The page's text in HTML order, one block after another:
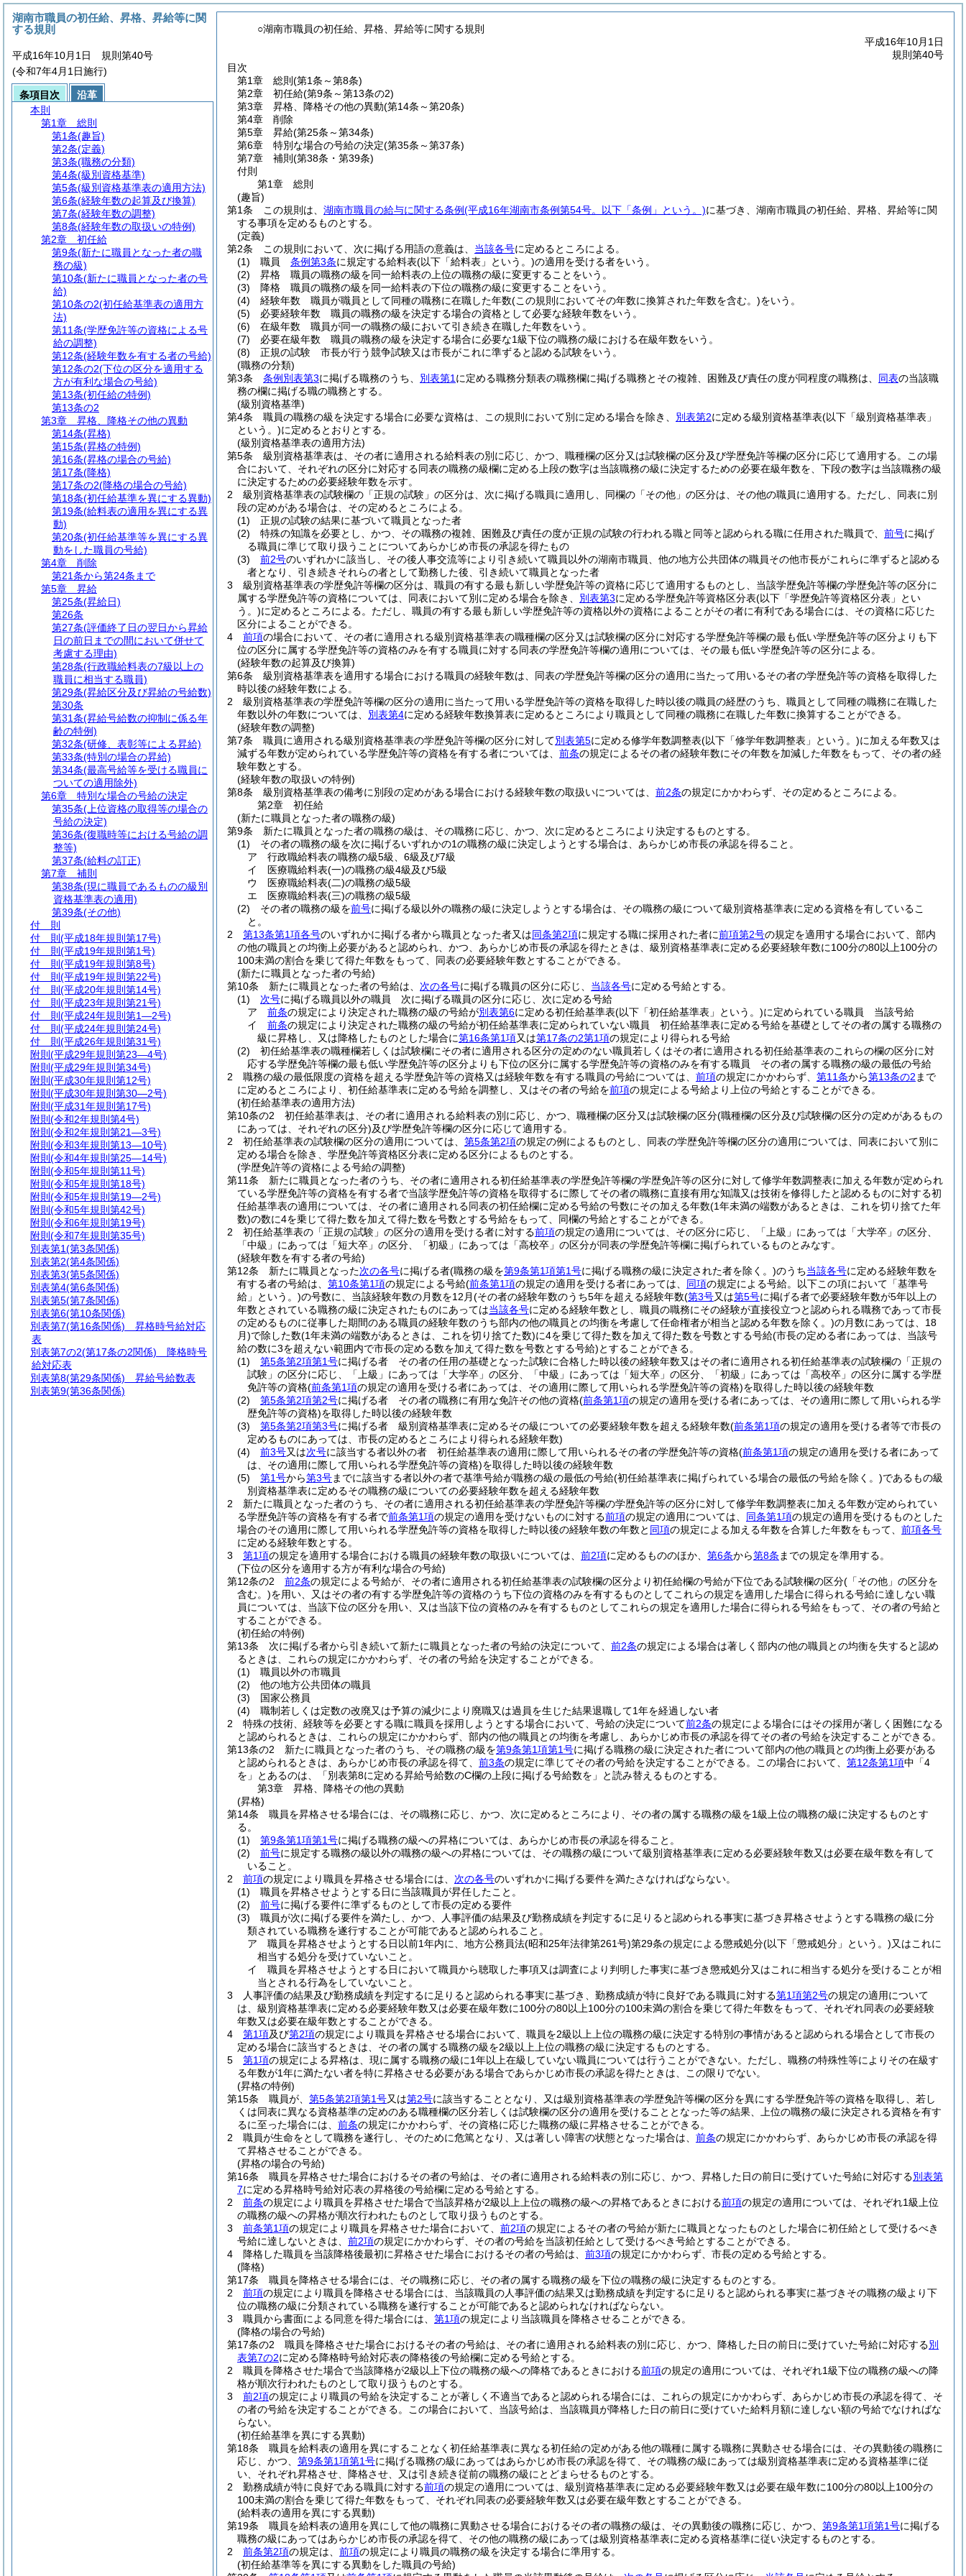
○湖南市職員の初任給、昇格、昇給等に関する規則
平成16年10月1日
規則第40号
目次
第1章
総則 (第1条～第8条)
第2章
初任給(第9条～第13条の2)
第3章
昇格、降格その他の異動(第14条～第20条)
第4章
削除
第5章
昇給(第25条～第34条)
第6章
特別な場合の号給の決定(第35条～第37条)
第7章
補則 (第38条・第39条)
付則
第1章
総則
(趣旨)
第1条
この規則は、 湖南市職員の給与に関する条例(平成16年湖南市条例第54号。以下「条例」という。)に基づき、湖南市職員の初任給、昇格、昇給等に関
する事項を定めるものとする。
(定義)
第2条
この規則において、次に掲げる用語の意義は、 当該各号に定めるところによる。
(1)
職員 条例第3条に規定する給料表(以下「給料表」という。)の適用を受ける者をいう。
(2)
昇格 職員の職務の級を同一給料表の上位の職務の級に変更することをいう。
(3)
降格 職員の職務の級を同一給料表の下位の職務の級に変更することをいう。
(4)
経験年数 職員が職員として同種の職務に在職した年数(この規則においてその年数に換算された年数を含む。)をいう。
(5)
必要経験年数 職員の職務の級を決定する場合の資格として必要な経験年数をいう。
(6)
在級年数 職員が同一の職務の級において引き続き在職した年数をいう。
(7)
必要在級年数 職員の職務の級を決定する場合に必要な1級下位の職務の級における在級年数をいう。
(8)
正規の試験 市長が行う競争試験又は市長がこれに準ずると認める試験をいう。
(職務の分類)
第3条
条例別表第3に掲げる職務のうち、 別表第1 に定める職務分類表の職務欄に掲げる職務とその複雑、困難及び責任の度が同程度の職務は、 同表の当該職
務の欄に掲げる職の職務とする。
(級別資格基準)
第4条
職員の職務の級を決定する場合に必要な資格は、この規則において別に定める場合を除き、 別表第2に定める級別資格基準表(以下「級別資格基準表」
という。)に定めるとおりとする。
(級別資格基準表の適用方法)
第5条
級別資格基準表は、その者に適用される給料表の別に応じ、かつ、職種欄の区分又は試験欄の区分及び学歴免許等欄の区分に応じて適用する。
この場
合において、それぞれの区分に対応する同表の職務の級欄に定める上段の数字は当該職務の級に決定するための必要在級年数を、下段の数字は当該職務の級
に決定するための必要経験年数を示す。
2
級別資格基準表の試験欄の「正規の試験」の区分は、次に掲げる職員に適用し、同欄の「その他」の区分は、その他の職員に適用する。 ただし、同表に別
段の定めがある場合は、その定めるところによる。
(1)
正規の試験の結果に基づいて職員となった者
(2)
特殊の知識を必要とし、かつ、その職務の複雑、困難及び責任の度が正規の試験の行われる職と同等と認められる職に任用された職員で、 前号に掲げ
る職員に準じて取り扱うことについてあらかじめ市長の承認を得たもの
(3)
前2号のいずれかに該当し、その後人事交流等により引き続いて職員以外の湖南市職員、他の地方公共団体の職員その他市長がこれらに準ずると認める
者となり、引き続きそれらの者として勤務した後、引き続いて職員となった者
3
級別資格基準表の学歴免許等欄の区分は、職員の有する最も新しい学歴免許等の資格に応じて適用するものとし、当該学歴免許等欄の学歴免許等の区分に
属する学歴免許等の資格については、同表において別に定める場合を除き、 別表第3に定める学歴免許等資格区分表(以下「学歴免許等資格区分表」とい
う。)に定めるところによる。 ただし、職員の有する最も新しい学歴免許等の資格以外の資格によることがその者に有利である場合には、その資格に応じた
区分によることができる。
4
前項の場合において、その者に適用される級別資格基準表の職種欄の区分又は試験欄の区分に対応する学歴免許等欄の最も低い学歴免許等の区分よりも下
位の区分に属する学歴免許等の資格のみを有する職員に対する同表の学歴免許等欄の適用については、その最も低い学歴免許等の区分による。
(経験年数の起算及び換算)
第6条
級別資格基準表を適用する場合における職員の経験年数は、同表の学歴免許等欄の区分の適用に当たって用いるその者の学歴免許等の資格を取得した
時以後の経験年数による。
2
級別資格基準表の学歴免許等欄の区分の適用に当たって用いる学歴免許等の資格を取得した時以後の職員の経歴のうち、職員として同種の職務に在職した
年数以外の年数については、 別表第4に定める経験年数換算表に定めるところにより職員として同種の職務に在職した年数に換算することができる。
(経験年数の調整)
第7条
職員に適用される級別資格基準表の学歴免許等欄の区分に対して別表第5に定める修学年数調整表(以下「修学年数調整表」という。)に加える年数又は
減ずる年数が定められている学歴免許等の資格を有する者については、 前条の規定によるその者の経験年数にその年数を加減した年数をもって、その者の経
験年数とする。
(経験年数の取扱いの特例)
第8条
級別資格基準表の備考に別段の定めがある場合における経験年数の取扱いについては、 前2条の規定にかかわらず、その定めるところによる。
第2章
初任給
(新たに職員となった者の職務の級)
第9条
新たに職員となった者の職務の級は、その職務に応じ、かつ、次に定めるところにより決定するものとする。
(1)
その者の職務の級を次に掲げるいずれかの1の職務の級に決定しようとする場合は、あらかじめ市長の承認を得ること。
ア
行政職給料表の職務の級5級、6級及び7級
イ
医療職給料表(一)の職務の級4級及び5級
ウ
医療職給料表(二)の職務の級5級
エ
医療職給料表(三)の職務の級5級
(2)
その者の職務の級を前号に掲げる級以外の職務の級に決定しようとする場合は、その職務の級について級別資格基準表に定める資格を有しているこ
と。
2
第13条第1項各号のいずれかに掲げる者から職員となった者又は同条第2項に規定する職に採用された者に前項第2号の規定を適用する場合において、部内
の他の職員との均衡上必要があると認められ、かつ、あらかじめ市長の承認を得たときは、級別資格基準表に定める必要経験年数に100分の80以上100分の
100未満の割合を乗じて得た年数をもって、同表の必要経験年数とすることができる。
(新たに職員となった者の号給)
第10条
新たに職員となった者の号給は、 次の各号に掲げる職員の区分に応じ、 当該各号に定める号給とする。
(1)
次号に掲げる職員以外の職員 次に掲げる職員の区分に応じ、次に定める号給
ア
前条の規定により決定された職務の級の号給が別表第6に定める初任給基準表(以下「初任給基準表」という。)に定められている職員 当該号給
イ
前条の規定により決定された職務の級の号給が初任給基準表に定められていない職員 初任給基準表に定める号給を基礎としてその者の属する職務の
級に昇格し、又は降格したものとした場合に第16条第1項又は第17条の2第1項の規定により得られる号給
(2)
初任給基準表の職種欄若しくは試験欄にその者に適用される区分の定めのない職員若しくはその者に適用される初任給基準表のこれらの欄の区分に対
応する学歴免許等欄の最も低い学歴免許等の区分よりも下位の区分に属する学歴免許等の資格のみを有する職員 その者の属する職務の級の最低の号給
2
職務の級の最低限度の資格を超える学歴免許等の資格又は経験年数を有する職員の号給については、 前項の規定にかかわらず、 第11条から第13条の2 まで
に定めるところにより、初任給基準表に定める号給を調整し、又はその者の号給を前項の規定による号給より上位の号給とすることができる。
(初任給基準表の適用方法)
第10条の2
初任給基準表は、その者に適用される給料表の別に応じ、かつ、職種欄の区分又は試験欄の区分(職種欄の区分及び試験欄の区分の定めがあるもの
にあっては、それぞれの区分)及び学歴免許等欄の区分に応じて適用する。
2
初任給基準表の試験欄の区分の適用については、 第5条第2項の規定の例によるものとし、同表の学歴免許等欄の区分の適用については、同表において別に
定める場合を除き、学歴免許等資格区分表に定める区分によるものとする。
(学歴免許等の資格による号給の調整)
第11条
新たに職員となった者のうち、その者に適用される初任給基準表の学歴免許等欄の学歴免許等の区分に対して修学年数調整表に加える年数が定められ
ている学歴免許等の資格を有する者で当該学歴免許等の資格を取得するに際してその者の職務に直接有用な知識又は技術を修得したと認めるものに対する初
任給基準表の適用については、その者に適用される同表の初任給欄に定める号給の号数にその加える年数(1年未満の端数があるときは、これを切り捨てた年
数)の数に4を乗じて得た数を加えて得た数を号数とする号給をもって、同欄の号給とすることができる。
2
初任給基準表の「正規の試験」の区分の適用を受ける者に対する前項の規定の適用については、その区分に応じ、「上級」にあっては「大学卒」の区分、
「中級」にあっては「短大卒」の区分、「初級」にあっては「高校卒」の区分が同表の学歴免許等欄に掲げられているものとみなす。
(経験年数を有する者の号給)
第12条
新たに職員となった次の各号に掲げる者(職務の級を第9条第1項第1号に掲げる職務の級に決定された者を除く。)のうち当該各号に定める経験年数を
有する者の号給は、 第10条第1項の規定による号給(前条第1項の規定の適用を受ける者にあっては、 同項の規定による号給。以下この項において「基準号
給」という。)の号数に、当該経験年数の月数を12月(その者の経験年数のうち5年を超える経験年数(第3号又は第5号に掲げる者で必要経験年数が5年以上の
年数とされている職務の級に決定されたものにあっては当該各号に定める経験年数とし、職員の職務にその経験が直接役立つと認められる職務であって市長
の定めるものに従事した期間のある職員の経験年数のうち部内の他の職員との均衡を考慮して任命権者が相当と認める年数を除く。)の月数にあっては、18
月)で除した数(1年未満の端数があるときは、これを切り捨てた数)に4を乗じて得た数を加えて得た数を号数とする号給(市長の定める者にあっては、当該号
給の数に3を超えない範囲内で市長の定める数を加えて得た数を号数とする号給)とすることができる。
(1)
第5条第2項第1号に掲げる者 その者の任用の基礎となった試験に合格した時以後の経験年数又はその者に適用される初任給基準表の試験欄の「正規の
試験」の区分に応じ、「上級」にあっては「大学卒」の区分、「中級」にあっては「短大卒」の区分、「初級」にあっては「高校卒」の区分に属する学歴
免許等の資格(前条第1項の規定の適用を受ける者にあっては、その適用に際して用いられる学歴免許等の資格)を取得した時以後の経験年数
(2)
第5条第2項第2号に掲げる者 その者の職務に有用な免許その他の資格(前条第1項の規定の適用を受ける者にあっては、その適用に際して用いられる学
歴免許等の資格)を取得した時以後の経験年数
(3)
第5条第2項第3号に掲げる者 級別資格基準表に定めるその級についての必要経験年数を超える経験年数(前条第1項の規定の適用を受ける者等で市長の
定めるものにあっては、市長の定めるところにより得られる経験年数)
(4)
前3号又は次号に該当する者以外の者 初任給基準表の適用に際して用いられるその者の学歴免許等の資格(前条第1項の規定の適用を受ける者にあって
は、その適用に際して用いられる学歴免許等の資格)を取得した時以後の経験年数
(5)
第1号から第3号までに該当する者以外の者で基準号給が職務の級の最低の号給(初任給基準表に掲げられている場合の最低の号給を除く。)であるもの級
別資格基準表に定めるその職務の級についての必要経験年数を超える経験年数
2
新たに職員となった者のうち、その者に適用される初任給基準表の学歴免許等欄の学歴免許等の区分に対して修学年数調整表に加える年数が定められてい
る学歴免許等の資格を有する者で前条第1項の規定の適用を受けないものに対する前項の規定の適用については、 同条第1項の規定の適用を受けるものとした
場合のその適用に際して用いられる学歴免許等の資格を取得した時以後の経験年数の年数と 同項の規定による加える年数を合算した年数をもって、 前項各号
に定める経験年数とする。
3
第1項の規定を適用する場合における職員の経験年数の取扱いについては、 前2項に定めるもののほか、 第6条から第8条 までの規定を準用する。
(下位の区分を適用する方が有利な場合の号給)
第12条の2
前2条の規定による号給が、その者に適用される初任給基準表の試験欄の区分より初任給欄の号給が下位である試験欄の区分(「その他」の区分を
含む。)を用い、又はその者の有する学歴免許等の資格のうち下位の資格のみを有するものとしてこれらの規定を適用した場合に得られる号給に達しない職
員については、当該下位の区分を用い、又は当該下位の資格のみを有するものとしてこれらの規定を適用した場合に得られる号給をもって、その者の号給と
することができる。
(初任給の特例)
第13条
次に掲げる者から引き続いて新たに職員となった者の号給の決定について、 前2条の規定による場合は著しく部内の他の職員との均衡を失すると認め
るときは、これらの規定にかかわらず、その者の号給を決定することができる。
(1)
職員以外の市職員
(2)
他の地方公共団体の職員
(3)
国家公務員
(4)
職制若しくは定数の改廃又は予算の減少により廃職又は過員を生じた結果退職して1年を経過しない者
2
特殊の技術、経験等を必要とする職に職員を採用しようとする場合において、号給の決定について前2条の規定による場合にはその採用が著しく困難になる
と認められるときは、これらの規定にかかわらず、部内の他の職員との均衡を考慮し、あらかじめ市長の承認を得てその者の号給を決定することができる。
第13条の2
新たに職員となった者のうち、その職務の級を第9条第1項第1号に掲げる職務の級に決定された者について部内の他の職員との均衡上必要がある
と認められるときは、あらかじめ市長の承認を得て、 前3条の規定に準じてその者の号給を決定することができる。 この場合において、 第12条第1項中「4
を」とあるのは、「別表第8に定める昇給号給数のC欄の上段に掲げる号給数を」と読み替えるものとする。
第3章
昇格、降格その他の異動
(昇格)
第14条
職員を昇格させる場合には、その職務に応じ、かつ、次に定めるところにより、その者の属する職務の級を1級上位の職務の級に決定するものとす
る。
(1)
第9条第1項第1号に掲げる職務の級への昇格については、あらかじめ市長の承認を得ること。
(2)
前号に規定する職務の級以外の職務の級への昇格については、その職務の級について級別資格基準表に定める必要経験年数又は必要在級年数を有して
いること。
2
前項の規定により職員を昇格させる場合には、 次の各号のいずれかに掲げる要件を満たさなければならない。
(1)
職員を昇格させようとする日に当該職員が昇任したこと。
(2)
前号に掲げる要件に準ずるものとして市長の定める要件
(3)
職員が次に掲げる要件を満たし、かつ、人事評価の結果及び勤務成績を判定するに足りると認められる事実に基づき昇格させようとする職務の級に分
類されている職務を遂行することが可能であると認められること。
ア
職員を昇格させようとする日以前1年内に、地方公務員法(昭和25年法律第261号)第29条の規定による懲戒処分(以下「懲戒処分」という。)又はこれに
相当する処分を受けていないこと。
イ
職員を昇格させようとする日において職員から聴取した事項又は調査により判明した事実に基づき懲戒処分又はこれに相当する処分を受けることが相
当とされる行為をしていないこと。
3
人事評価の結果及び勤務成績を判定するに足りると認められる事実に基づき、勤務成績が特に良好である職員に対する第1項第2号の規定の適用について
は、級別資格基準表に定める必要経験年数又は必要在級年数に100分の80以上100分の100未満の割合を乗じて得た年数をもって、それぞれ同表の必要経験
年数又は必要在級年数とすることができる。
4
第1項及び第2項の規定により職員を昇格させる場合において、職員を2級以上上位の職務の級に決定する特別の事情があると認められる場合として市長の
定める場合に該当するときは、その者の属する職務の級を2級以上上位の職務の級に決定するものとする。
5
第1項の規定による昇格は、現に属する職務の級に1年以上在級していない職員については行うことができない。 ただし、職務の特殊性等によりその在級す
る年数が1年に満たない者を特に昇格させる必要がある場合であらかじめ市長の承認を得たときは、この限りでない。
(昇格の特例)
第15条
職員が、 第5条第2項第1号又は第2号に該当することとなり、又は級別資格基準表の学歴免許等欄の区分を異にする学歴免許等の資格を取得し、若し
くは同表に異なる資格基準の定めのある職種欄の区分若しくは試験欄の区分の適用を受けることとなった等の結果、上位の職務の級に決定される資格を有す
るに至った場合には、 前条の規定にかかわらず、その資格に応じた職務の級に昇格させることができる。
2
職員が生命をとして職務を遂行し、そのために危篤となり、又は著しい障害の状態となった場合は、 前条の規定にかかわらず、あらかじめ市長の承認を得
て昇格させることができる。
(昇格の場合の号給)
第16条
職員を昇格させた場合におけるその者の号給は、その者に適用される給料表の別に応じ、かつ、昇格した日の前日に受けていた号給に対応する別表第
7に定める昇格時号給対応表の昇格後の号給欄に定める号給とする。
2
前条の規定により職員を昇格させた場合で当該昇格が2級以上上位の職務の級への昇格であるときにおける前項の規定の適用については、それぞれ1級上位
の職務の級への昇格が順次行われたものとして取り扱うものとする。
3
前条第1項の規定により職員を昇格させた場合において、 前2項の規定によるその者の号給が新たに職員となったものとした場合に初任給として受けるべき
号給に達しないときは、 前2項の規定にかかわらず、その者の号給を当該初任給として受けるべき号給とすることができる。
4
降格した職員を当該降格後最初に昇格させた場合におけるその者の号給は、 前3項の規定にかかわらず、市長の定める号給とする。
(降格)
第17条
職員を降格させる場合には、その職務に応じ、その者の属する職務の級を下位の職務の級に決定するものとする。
2
前項の規定により職員を降格させる場合には、当該職員の人事評価の結果又は勤務成績を判定するに足りると認められる事実に基づきその職務の級より下
位の職務の級に分類されている職務を遂行することが可能であると認められなければならない。
3
職員から書面による同意を得た場合には、 第1項の規定により当該職員を降格させることができる。
(降格の場合の号給)
第17条の2
職員を降格させた場合におけるその者の号給は、その者に適用される給料表の別に応じ、かつ、降格した日の前日に受けていた号給に対応する別
表第7の2に定める降格時号給対応表の降格後の号給欄に定める号給とする。
2
職員を降格させた場合で当該降格が2級以上下位の職務の級への降格であるときにおける前項の規定の適用については、それぞれ1級下位の職務の級への降
格が順次行われたものとして取り扱うものとする。
3
前2項の規定により職員の号給を決定することが著しく不適当であると認められる場合には、これらの規定にかかわらず、あらかじめ市長の承認を得て、そ
の者の号給を決定することができる。
この場合において、当該号給は、当該職員が降格した日の前日に受けていた給料月額に達しない額の号給でなければな
らない。
(初任給基準を異にする異動)
第18条
職員を給料表の適用を異にすることなく初任給基準表に異なる初任給の定めがある他の職種に属する職務に異動させる場合には、その異動後の職務に
応じ、かつ、 第9条第1項第1号に掲げる職務の級にあってはあらかじめ市長の承認を得て、その職務の級にあっては級別資格基準表に定める資格基準に従
い、それぞれ昇格させ、降格させ、又は引き続き従前の職務の級にとどまらせるものとする。
2
勤務成績が特に良好である職員に対する前項の規定の適用については、級別資格基準表に定める必要経験年数又は必要在級年数に100分の80以上100分の
100未満の割合を乗じて得た年数をもって、それぞれ同表の必要経験年数又は必要在級年数とすることができる。
(給料表の適用を異にする異動)
第19条
職員を給料表の適用を異にして他の職務に異動させる場合におけるその者の職務の級は、その異動後の職務に応じ、かつ、 第9条第1項第1号に掲げる
職務の級にあってはあらかじめ市長の承認を得て、その他の職務の級にあっては級別資格基準表に定める資格基準に従い決定するものとする。
2
前条第2項の規定は、 前項の規定により職員の職務の級を決定する場合に準用する。
(初任給基準等を異にする異動をした職員の号給)
湖南市職員の初任給、昇格、昇給等に関
する規則
平成16年10月1日 規則第40号
(令和7年4月1日施行)
条項目次
沿革
本則
第1章
総則
第1条(趣旨)
第2条(定義)
第3条(職務の分類)
第4条(級別資格基準)
第5条(級別資格基準表の適用方法)
第6条(経験年数の起算及び換算)
第7条(経験年数の調整)
第8条(経験年数の取扱いの特例)
第2章
初任給
第9条(新たに職員となった者の職
務の級)
第10条(新たに職員となった者の号
給)
第10条の2(初任給基準表の適用方
法)
第11条(学歴免許等の資格による号
給の調整)
第12条(経験年数を有する者の号給)
第12条の2(下位の区分を適用する
方が有利な場合の号給)
第13条(初任給の特例)
第13条の2
第3章
昇格、降格その他の異動
第14条(昇格)
第15条(昇格の特例)
第16条(昇格の場合の号給)
第17条(降格)
第17条の2(降格の場合の号給)
第18条(初任給基準を異にする異動)
第19条(給料表の適用を異にする異
動)
第20条(初任給基準等を異にする異
動をした職員の号給)
第4章
削除
第21条から第24条まで
第5章
昇給
第25条(昇給日)
第26条
第27条(評価終了日の翌日から昇給
日の前日までの間において併せて
考慮する理由)
第28条(行政職給料表の7級以上の
職員に相当する職員)
第29条(昇給区分及び昇給の号給数)
第30条
第31条(昇給号給数の抑制に係る年
齢の特例)
第32条(研修、表彰等による昇給)
第33条(特別の場合の昇給)
第34条(最高号給等を受ける職員に
ついての適用除外)
第6章
特別な場合の号給の決定
第35条(上位資格の取得等の場合の
号給の決定)
第36条(復職時等における号給の調
整等)
第37条(給料の訂正)
第7章
補則
第38条(現に職員であるものの級別
資格基準表の適用)
第39条(その他)
付 則
付 則 (平成18年規則第17号)
付 則 (平成19年規則第1号)
付 則 (平成19年規則第8号)
付 則 (平成19年規則第22号)
付 則 (平成20年規則第14号)
付 則 (平成23年規則第21号)
付 則 (平成24年規則第1―2号)
付 則 (平成24年規則第24号)
付 則 (平成26年規則第31号)
附則 (平成29年規則第23―4号)
附則 (平成29年規則第34号)
附則 (平成30年規則第12号)
附則 (平成30年規則第30―2号)
附則 (平成31年規則第17号)
附則 (令和2年規則第4号)
附則 (令和2年規則第21―3号)
附則 (令和3年規則第13―10号)
附則 (令和4年規則第25―14号)
附則 (令和5年規則第11号)
附則 (令和5年規則第18号)
附則 (令和5年規則第19―2号)
附則 (令和5年規則第42号)
附則 (令和6年規則第19号)
附則 (令和7年規則第35号)
別表第1(第3条関係)
別表第2(第4条関係)
別表第3(第5条関係)
別表第4(第6条関係)
別表第5(第7条関係)
別表第6(第10条関係)
別表第7(第16条関係) 昇格時号給対応
表
別表第7の2(第17条の2関係) 降格時号
給対応表
別表第8(第29条関係) 昇給号給数表
別表第9(第36条関係)